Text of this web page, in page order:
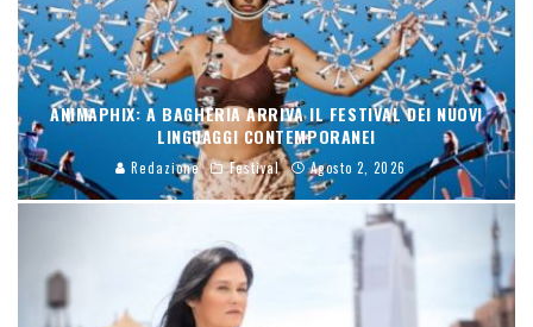
ANIMAPHIX: A BAGHERIA ARRIVA IL FESTIVAL DEI NUOVI
LINGUAGGI CONTEMPORANEI
Redazione Festival Agosto 2, 2026